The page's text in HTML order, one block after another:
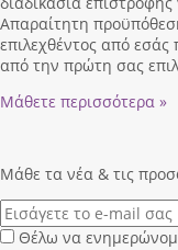
Απαραίτητη
επιλεχθέντος από
από την πρώτη σας
Μάθετε περισσότερα »
Μάθε τα νέα & τις
Θέλω να